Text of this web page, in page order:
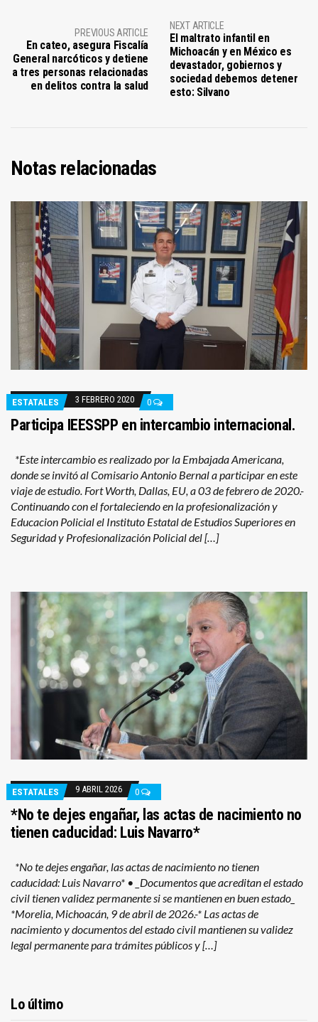
PREVIOUS ARTICLE
En cateo, asegura Fiscalía
General narcóticos y detiene
a tres personas relacionadas
en delitos contra la salud
NEXT ARTICLE
El maltrato infantil en
Michoacán y en México es
devastador, gobiernos y
sociedad debemos detener
esto: Silvano
Notas relacionadas
ESTATALES 3 FEBRERO 2020 0
Participa IEESSPP en intercambio internacional.
*Este intercambio es realizado por la Embajada Americana,
donde se invitó al Comisario Antonio Bernal a participar en este
viaje de estudio. Fort Worth, Dallas, EU, a 03 de febrero de 2020.-
Continuando con el fortaleciendo en la profesionalización y
Educacion Policial el Instituto Estatal de Estudios Superiores en
Seguridad y Profesionalización Policial del […]
ESTATALES 9 ABRIL 2026 0
*No te dejes engañar, las actas de nacimiento no
tienen caducidad: Luis Navarro*
*No te dejes engañar, las actas de nacimiento no tienen
caducidad: Luis Navarro* • _Documentos que acreditan el estado
civil tienen validez permanente si se mantienen en buen estado_
*Morelia, Michoacán, 9 de abril de 2026.-* Las actas de
nacimiento y documentos del estado civil mantienen su validez
legal permanente para trámites públicos y […]
Lo último